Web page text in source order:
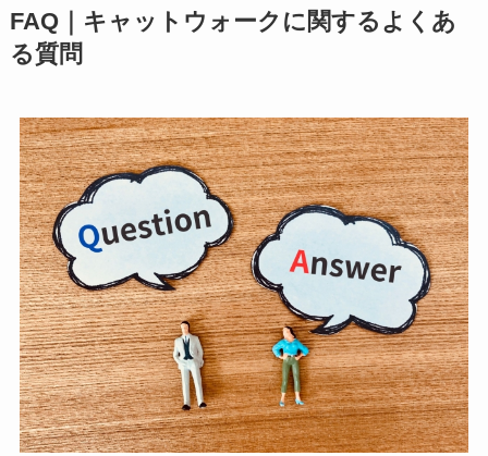
FAQ｜キャットウォークに関するよくあ
る質問